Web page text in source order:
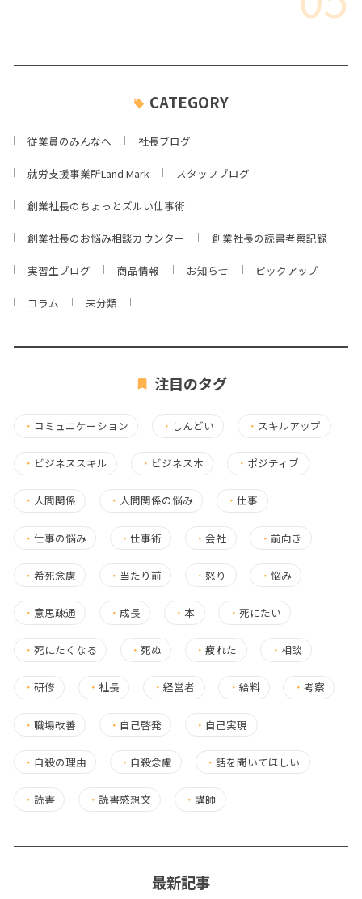
CATEGORY
従業員のみんなへ 社長ブログ
就労支援事業所Land Mark スタッフブログ
創業社長のちょっとズルい仕事術
創業社長のお悩み相談カウンター 創業社長の読書考察記録
実習生ブログ 商品情報 お知らせ ピックアップ
コラム 未分類
注目のタグ
・ コミュニケーション ・ しんどい ・ スキルアップ
・ ビジネススキル ・ ビジネス本 ・ ポジティブ
・ 人間関係 ・ 人間関係の悩み ・仕事
・ 仕事の悩み ・仕事術 ・会社 ・ 前向き
・ 希死念慮 ・ 当たり前 ・怒り ・ 悩み
・ 意思疎通 ・成長 ・本 ・ 死にたい
・ 死にたくなる ・死ぬ ・疲れた ・ 相談
・ 研修 ・社長 ・経営者 ・ 給料 ・ 考察
・ 職場改善 ・ 自己啓発 ・ 自己実現
・ 自殺の理由 ・ 自殺念慮 ・話を聞いてほしい
・ 読書 ・読書感想文 ・ 講師
最新記事